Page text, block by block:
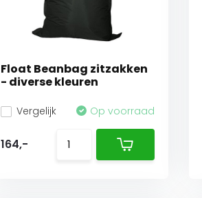
Float Beanbag zitzakken
- diverse kleuren
Vergelijk Op voorraad
164,-